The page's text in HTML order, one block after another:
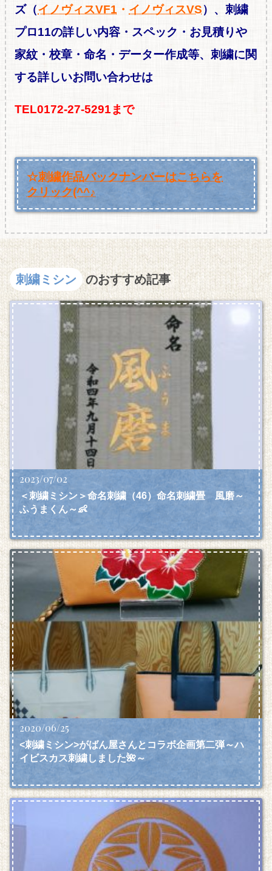
ズ（イノヴィスVF1 ・ イノヴィスVS）、刺繍
プロ11の詳しい内容・スペック・お見積りや
家紋・校章・命名・データー作成等、刺繍に関
する詳しいお問い合わせは
TEL0172-27-5291まで
☆刺繍作品バックナンバーはこちらを
クリック(^^♪
刺繍ミシン のおすすめ記事
2023/07/02
＜刺繍ミシン＞命名刺繍（46）命名刺繍畳 風磨～
ふうまくん～👶
2020/06/25
<刺繍ミシン>がばん屋さんとコラボ企画第二弾～ハ
イビスカス刺繍しました🌺～